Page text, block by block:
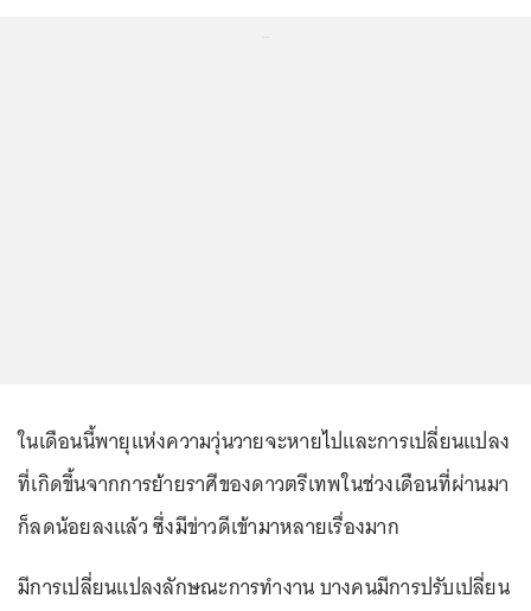
ในเดือนนี้พายุแห่งความวุ่นวายจะหายไปและการเปลี่ยนแปลง
ที่เกิดขึ้นจากการย้ายราศีของดาวตรีเทพในช่วงเดือนที่ผ่านมา
ก็ลดน้อยลงแล้ว ซึ่งมีข่าวดีเข้ามาหลายเรื่องมาก
มีการเปลี่ยนแปลงลักษณะการทำงาน บางคนมีการปรับเปลี่ยน